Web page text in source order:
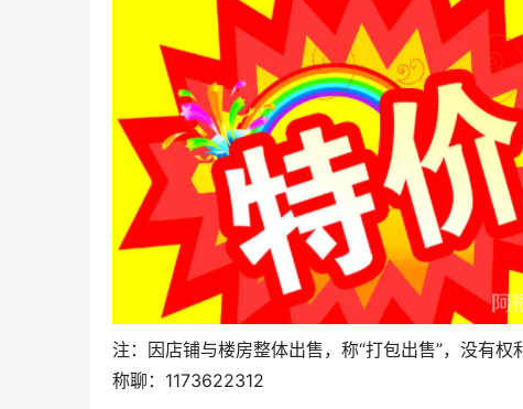
注：因店铺与楼房整体出售，称“打包出售”，没有
称聊：1173622312